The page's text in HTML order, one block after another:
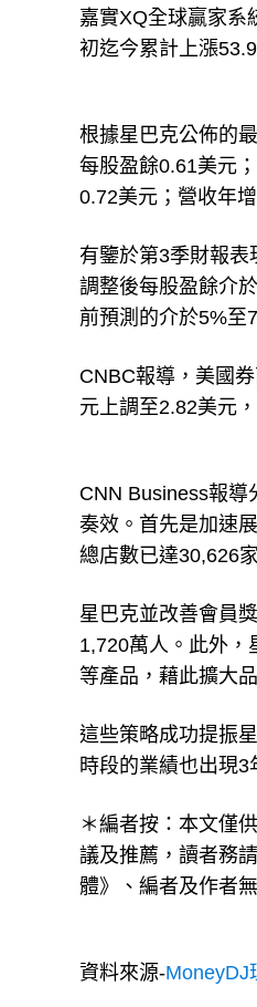
嘉實XQ全球贏家系
初迄今累計上漲
根據星巴克公佈的
每股盈餘0.61美元
0.72美元；營收年
有鑒於第3季財報
調整後每股盈餘介
前預測的介於5%至
CNBC報導，美國
元上調至2.82美元
CNN Business報導
奏效。首先是加速
總店數已達30,626
星巴克並改善會員
1,720萬人。此外，
等產品，藉此擴大
這些策略成功提振
時段的業績也出現3
＊編者按：本文僅
議及推薦，讀者務
體》、編者及作者
資料來源-MoneyDJ